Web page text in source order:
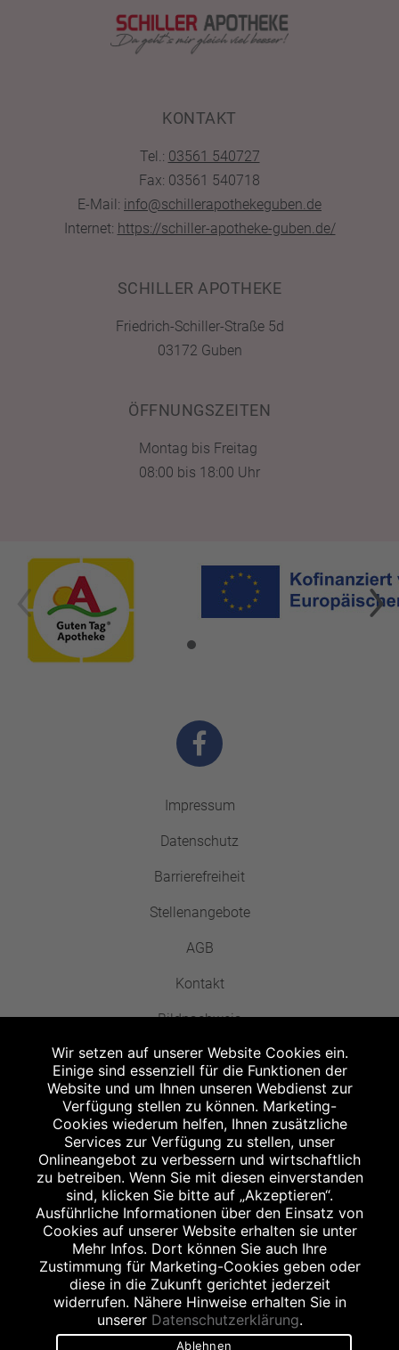
KONTAKT
Tel.: 03561 540727
Fax: 03561 540718
E-Mail: info@schillerapothekeguben.de
Internet: https://schiller-apotheke-guben.de/
SCHILLER APOTHEKE
Friedrich-Schiller-Straße 5d
03172 Guben
ÖFFNUNGSZEITEN
Montag bis Freitag
08:00 bis 18:00 Uhr
Impressum
Datenschutz
Barrierefreiheit
Stellenangebote
AGB
Kontakt
Bildnachweis
Abgabe in haushaltsüblichen Mengen, solange der Vorrat reicht. Für Druck-
und Satzfehler keine Haftung.
Zu Risiken und Nebenwirkungen lesen Sie die Packungsbeilage und fragen
Sie Ihren Arzt oder Apotheker.
Angabe nach der deutschen Arzneimitteltaxe Apothekenerstattungspreis
(AEP). Der AEP ist keine unverbindliche Preisempfehlung der Hersteller. Der
AEP ist ein von den Apotheken in Ansatz gebrachter Preis für rezeptfreie
Arzneimittel. Er entspricht in der Höhe dem für Apotheken verbindlichen
Abgabepreis, zu dem eine Apotheke in bestimmten Fällen (z.B. bei Kindern
unter 12 Jahren) das Produkt mit der gesetzlichen Krankenversicherung
abrechnet. Der AEP ist der allgemeine Erstattungspreis im Falle einer
Kostenübernahme durch die gesetzlichen Krankenkassen, vor Abzug eines
Zwangsrabattes (zur Zeit 5%) nach §130 Abs. 1 SGB V.
Unverbindliche Preisempfehlung des Herstellers (UVP).
Wir setzen auf unserer Website Cookies ein.
Einige sind essenziell für die Funktionen der
Website und um Ihnen unseren Webdienst zur
Verfügung stellen zu können. Marketing-
Cookies wiederum helfen, Ihnen zusätzliche
Services zur Verfügung zu stellen, unser
Onlineangebot zu verbessern und wirtschaftlich
zu betreiben. Wenn Sie mit diesen einverstanden
sind, klicken Sie bitte auf „Akzeptieren“.
Ausführliche Informationen über den Einsatz von
Cookies auf unserer Website erhalten sie unter
Mehr Infos. Dort können Sie auch Ihre
Zustimmung für Marketing-Cookies geben oder
diese in die Zukunft gerichtet jederzeit
widerrufen. Nähere Hinweise erhalten Sie in
unserer Datenschutzerklärung.
Ablehnen